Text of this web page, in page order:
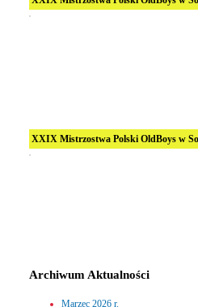
XXIX Mistrzostwa Polski OldBoys w
Archiwum Aktualności
Marzec 2026 r.